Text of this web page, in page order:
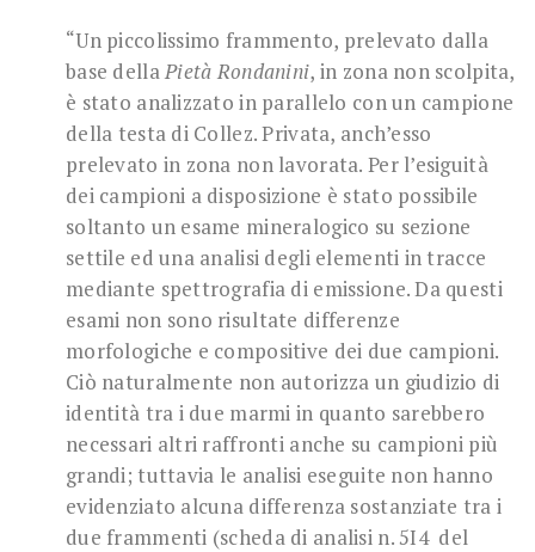
“Un piccolissimo frammento, prelevato dalla
base dellaPietà Rondanini, in zona non scolpita,
è stato analizzato in parallelo con un campione
della testa di Collez. Privata, anch’esso
prelevato in zona non lavorata. Per l’esiguità
dei campioni a disposizione è stato possibile
soltanto un esame mineralogico su sezione
settile ed una analisi degli elementi in tracce
mediante spettrografia di emissione. Da questi
esami non sono risultate differenze
morfologiche e compositive dei due campioni.
Ciò naturalmente non autorizza un giudizio di
identità tra i due marmi in quanto sarebbero
necessari altri raffronti anche su campioni più
grandi; tuttavia le analisi eseguite non hanno
evidenziato alcuna differenza sostanziate tra i
due frammenti (scheda di analisi n. 5I4 del